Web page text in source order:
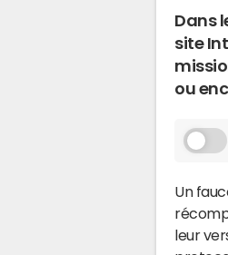
Dans
site
ou
Un
leur